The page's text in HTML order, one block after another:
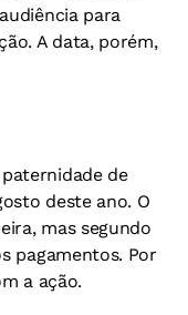
para
A data, porém,
de
deste ano. O
mas segundo
pagamentos. Por
a ação.